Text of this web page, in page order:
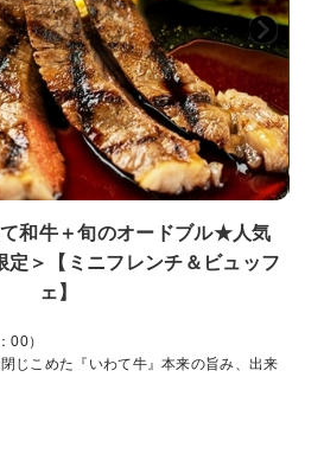
予めご留意ください。
況によりセットメニューに変更する場合
00〜24：00 / 5：00〜10：00）
掛け流しの天然温泉「マグマの湯」。
、お肌の炎症や湿疹を抑え、
て和牛＋旬のオードブル★人気
定＞【ミニフレンチ＆ビュッフ
ェ】
00）
じこめた『いわて牛』本来の旨み、出来
黒毛和牛の石窯焼きステーキ」+「旬の地